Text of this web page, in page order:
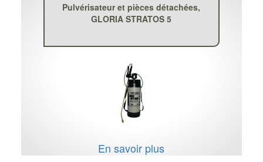
Pulvérisateur et pièces détachées,
GLORIA STRATOS 5
En savoir plus